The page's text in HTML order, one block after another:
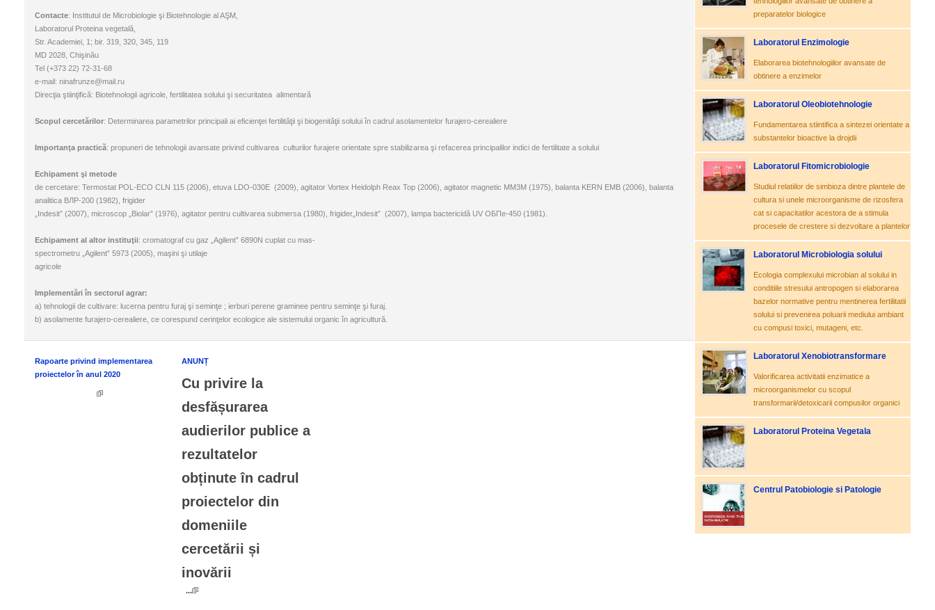
Contacte: Institutul de Microbiologie şi Biotehnologie al AŞM,
Laboratorul Proteina vegetală,
Str. Academiei, 1; bir. 319, 320, 345, 119
MD 2028, Chişinău
Tel (+373 22) 72-31-68
e-mail: ninafrunze@mail.ru
Direcţia ştiinţifică: Biotehnologii agricole, fertilitatea solului şi securitatea alimentară
Scopul cercetărilor: Determinarea parametrilor principali ai eficienţei fertilităţii şi biogenităţii solului în cadrul asolamentelor furajero-cerealiere
Importanţa practică: propuneri de tehnologii avansate privind cultivarea culturilor furajere orientate spre stabilizarea şi refacerea principalilor indici de fertilitate a solului
Echipament şi metode
de cercetare: Termostat POL-ECO CLN 115 (2006), etuva LDO-030E (2009), agitator Vortex Heidolph Reax Top (2006), agitator magnetic MM3M (1975), balanta KERN EMB (2006), balanta
analitica ВЛР-200 (1982), frigider
„Indesit” (2007), microscop „Biolar” (1976), agitator pentru cultivarea submersa (1980), frigider„Indesit” (2007), lampa bactericidă UV ОБПе-450 (1981).
Echipament al altor instituţii: cromatograf cu gaz „Agilent” 6890N cuplat cu mas-
spectrometru „Agilent” 5973 (2005), maşini şi utilaje
agricole
Implementări în sectorul agrar:
a) tehnologii de cultivare: lucerna pentru furaj şi seminţe ; ierburi perene graminee pentru seminţe şi furaj.
b) asolamente furajero-cerealiere, ce corespund cerinţelor ecologice ale sistemului organic în agricultură.
Rapoarte privind implementarea
proiectelor în anul 2020
ANUNȚ
Cu privire la
desfășurarea
audierilor publice a
rezultatelor
obținute în cadrul
proiectelor din
domeniile
cercetării și
inovării
...
preparatelor biologice
Laboratorul Enzimologie
Elaborarea biotehnologiilor avansate de
obtinere a enzimelor
Laboratorul Oleobiotehnologie
Fundamentarea stiintifica a sintezei orientate a
substantelor bioactive la drojdii
Laboratorul Fitomicrobiologie
Studiul relatiilor de simbioza dintre plantele de
cultura si unele microorganisme de rizosfera
cat si capacitatilor acestora de a stimula
procesele de crestere si dezvoltare a plantelor
Laboratorul Microbiologia solului
Ecologia complexului microbian al solului in
conditiile stresului antropogen si elaborarea
bazelor normative pentru mentinerea fertilitatii
solului si prevenirea poluarii mediului ambiant
cu compusi toxici, mutageni, etc.
Laboratorul Xenobiotransformare
Valorificarea activitatii enzimatice a
microorganismelor cu scopul
transformarii/detoxicarii compusilor organici
Laboratorul Proteina Vegetala
Centrul Patobiologie si Patologie